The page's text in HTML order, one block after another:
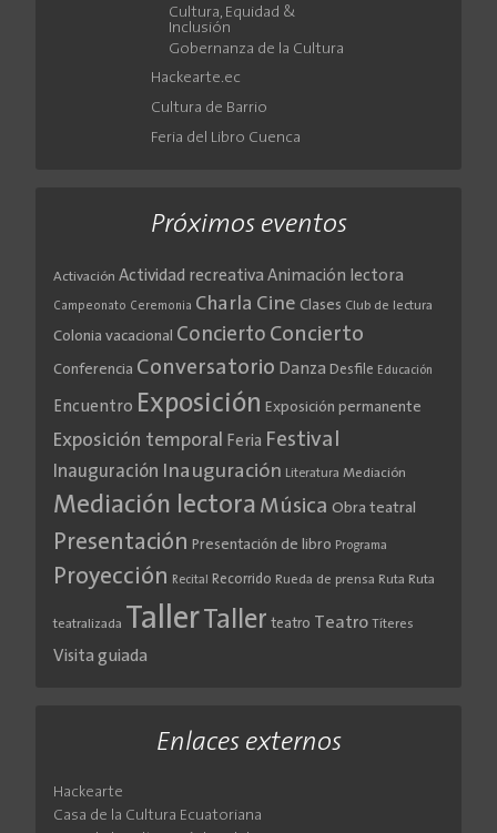
Cultura, Equidad &
Inclusión
Gobernanza de la Cultura
Hackearte.ec
Cultura de Barrio
Feria del Libro Cuenca
Próximos eventos
Activación Actividad recreativa Animación lectora
Campeonato Ceremonia Charla Cine Clases Club de lectura
Colonia vacacional Concierto Concierto
Conferencia Conversatorio Danza Desfile Educación
Encuentro Exposición Exposición permanente
Exposición temporal Feria Festival
Inauguración Inauguración Literatura Mediación
Mediación lectora Música Obra teatral
Presentación Presentación de libro Programa
Proyección Recital Recorrido Rueda de prensa Ruta Ruta
teatralizada TallerTaller teatro Teatro Títeres
Visita guiada
Enlaces externos
Hackearte
Casa de la Cultura Ecuatoriana